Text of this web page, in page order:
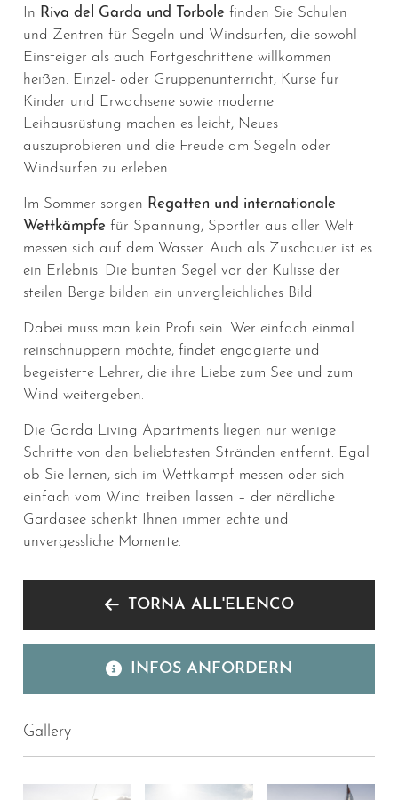
In Riva del Garda und Torbole finden Sie Schulen
und Zentren für Segeln und Windsurfen, die sowohl
Einsteiger als auch Fortgeschrittene willkommen
heißen. Einzel- oder Gruppenunterricht, Kurse für
Kinder und Erwachsene sowie moderne
Leihausrüstung machen es leicht, Neues
auszuprobieren und die Freude am Segeln oder
Windsurfen zu erleben.
Im Sommer sorgen Regatten und internationale
Wettkämpfe für Spannung, Sportler aus aller Welt
messen sich auf dem Wasser. Auch als Zuschauer ist es
ein Erlebnis: Die bunten Segel vor der Kulisse der
steilen Berge bilden ein unvergleichliches Bild.
Dabei muss man kein Profi sein. Wer einfach einmal
reinschnuppern möchte, findet engagierte und
begeisterte Lehrer, die ihre Liebe zum See und zum
Wind weitergeben.
Die Garda Living Apartments liegen nur wenige
Schritte von den beliebtesten Stränden entfernt. Egal
ob Sie lernen, sich im Wettkampf messen oder sich
einfach vom Wind treiben lassen – der nördliche
Gardasee schenkt Ihnen immer echte und
unvergessliche Momente.
TORNA ALL'ELENCO
INFOS ANFORDERN
Gallery